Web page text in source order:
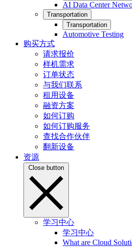
AI Data Center
Transportation
Transportation
Automotive Testing
购买方式
请求报价
样机需求
订单状态
与我们联系
租用设备
融资方案
如何订购
如何订购服务
查找合作伙伴
翻新设备
资源
Close button
学习中心
学习中心
What are Cloud